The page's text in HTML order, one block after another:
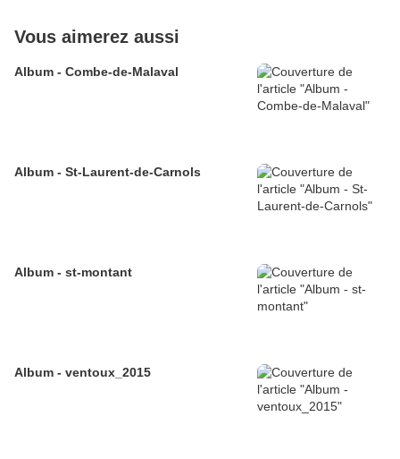
Vous aimerez aussi
Album - Combe-de-Malaval
Album - St-Laurent-de-Carnols
Album - st-montant
Album - ventoux_2015